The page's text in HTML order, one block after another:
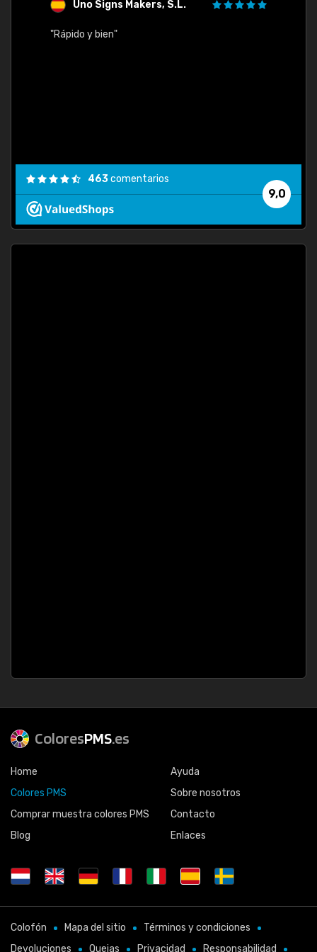
Uno Signs Makers, S.L.
"Rápido y bien"
9,0
463comentarios
ColoresPMS.es
Home
Colores PMS
Comprar muestra colores PMS
Blog
Ayuda
Sobre nosotros
Contacto
Enlaces
Colofón Mapa del sitio
Términos y condiciones
Devoluciones
Quejas Privacidad Responsabilidad